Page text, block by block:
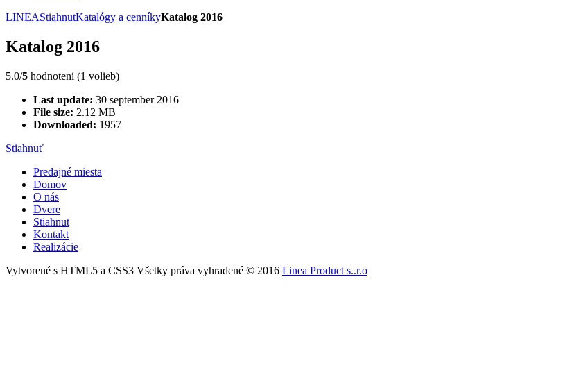
LINEAStiahnutKatalógy a cenníkyKatalog 2016
Katalog 2016
5.0/5 hodnotení (1 volieb)
Last update: 30 september 2016
File size: 2.12 MB
Downloaded: 1957
Stiahnuť
Predajné miesta
Domov
O nás
Dvere
Stiahnut
Kontakt
Realizácie
Vytvorené s HTML5 a CSS3 Všetky práva vyhradené © 2016 Linea Product s..r.o